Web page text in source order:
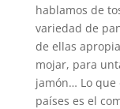
hablamos de
variedad de
de ellas
mojar, para
jamón… Lo que
países es el